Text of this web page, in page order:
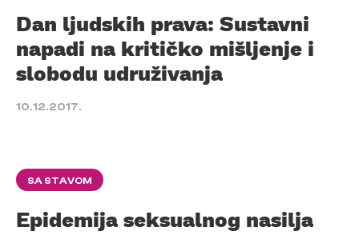
Dan ljudskih prava: Sustavni
napadi na kritičko mišljenje i
slobodu udruživanja
10.12.2017.
SA STAVOM
Epidemija seksualnog nasilja